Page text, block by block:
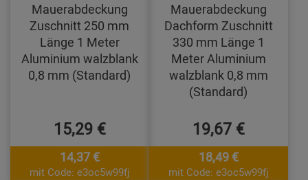
Mauerabdeckung
Zuschnitt 250 mm
Länge 1 Meter
Aluminium walzblank
0,8 mm (Standard)
15,29 €
14,37 €
mit Code: e3oc5w99fj
Mauerabdeckung
Dachform Zuschnitt
330 mm Länge 1
Meter Aluminium
walzblank 0,8 mm
(Standard)
19,67 €
18,49 €
mit Code: e3oc5w99fj